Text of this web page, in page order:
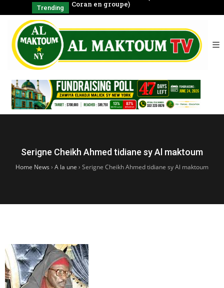
Trending Coran en groupe)
الشّيخ
Serigne Cheikh Ahmed tidiane sy Al maktoum
Home News › A la une › Serigne Cheikh Ahmed tidiane sy Al maktoum